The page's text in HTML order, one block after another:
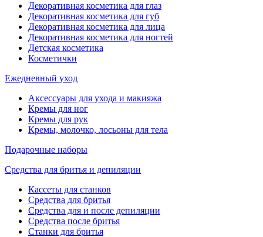
Декоративная косметика для глаз
Декоративная косметика для губ
Декоративная косметика для лица
Декоративная косметика для ногтей
Детская косметика
Косметички
Ежедневный уход
Аксессуары для ухода и макияжа
Кремы для ног
Кремы для рук
Кремы, молочко, лосьоны для тела
Подарочные наборы
Средства для бритья и депиляции
Кассеты для станков
Средства для бритья
Средства для и после депиляции
Средства после бритья
Станки для бритья